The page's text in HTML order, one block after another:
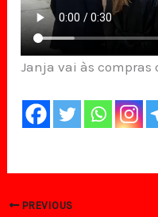
Janja vai às compras
PREVIOUS